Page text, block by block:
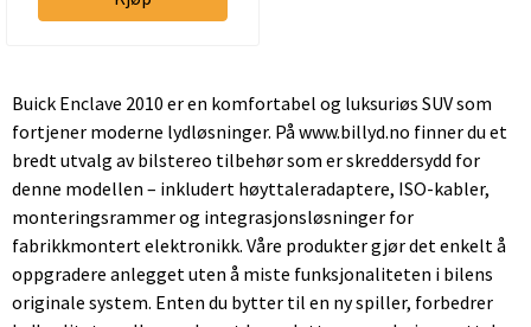
Buick Enclave 2010 er en komfortabel og luksuriøs SUV som
fortjener moderne lydløsninger. På www.billyd.no finner du et
bredt utvalg av bilstereo tilbehør som er skreddersydd for
denne modellen – inkludert høyttaleradaptere, ISO-kabler,
monteringsrammer og integrasjonsløsninger for
fabrikkmontert elektronikk. Våre produkter gjør det enkelt å
oppgradere anlegget uten å miste funksjonaliteten i bilens
originale system. Enten du bytter til en ny spiller, forbedrer